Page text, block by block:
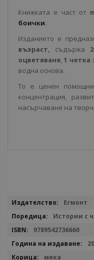
Книжката е част от
боички.
Изданието е
възраст, съдържа
оцветяване,1 четка
водна основа.
То е ценен
концентрация,
насърчаване на
Повече
Егмонт
Истории с
9789542736660
мека